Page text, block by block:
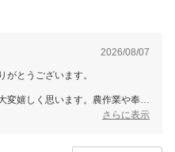
2026/08/07
がとうございます。
嬉しく思います。農作業や奉仕
いただけるのは、私たちにとって
さらに表示